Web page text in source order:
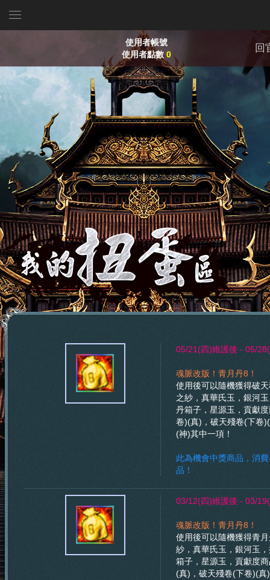
使用者帳號
使用者點數0
回
05/21(四)維護後 - 05/
魂脈改版！青月丹8！
使用後可以隨機獲得破
之紗，真華氏玉，銀河
丹箱子，星源玉，貢獻
卷)(真)，破天殘卷(下卷
(神)其中一項！
此為機會中獎商品，消
品！
03/12(四)維護後 - 03/
魂脈改版！青月丹8！
使用後可以隨機獲得青
紗，真華氏玉，銀河玉
箱子，星源玉，貢獻度
(真)，破天殘卷(下卷)(